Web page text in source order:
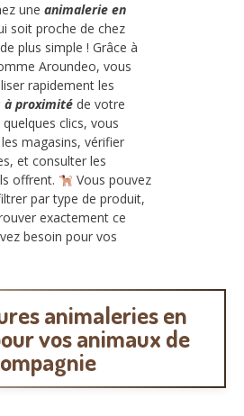
une animalerie en
soit proche de chez
plus simple ! Grâce à
Aroundeo, vous
rapidement les
à proximité de votre
clics, vous
magasins, vérifier
et consulter les
offrent.
Vous pouvez
par type de produit,
exactement ce
besoin pour vos
animaleries en
vos animaux de